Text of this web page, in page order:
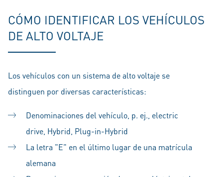
CÓMO IDENTIFICAR LOS VEHÍCULOS
DE ALTO VOLTAJE
Los vehículos con un sistema de alto voltaje se
distinguen por diversas características:
Denominaciones del vehículo, p. ej., electric
drive, Hybrid, Plug-in-Hybrid
La letra "E" en el último lugar de una matrícula
alemana